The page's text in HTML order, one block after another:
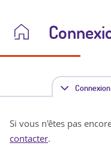
Connexion(
Si vous n'êtes pas
contacter.